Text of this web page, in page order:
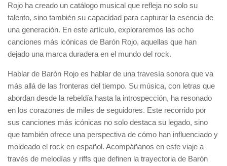
Rojo ha creado un catálogo musical que refleja no solo su
talento, sino también su capacidad para capturar la esencia de
una generación. En este artículo, exploraremos las ocho
canciones más icónicas de Barón Rojo, aquellas que han
dejado una marca duradera en el mundo del rock.
Hablar de Barón Rojo es hablar de una travesía sonora que va
más allá de las fronteras del tiempo. Su música, con letras que
abordan desde la rebeldía hasta la introspección, ha resonado
en los corazones de miles de seguidores. Este recorrido por
sus canciones más icónicas no solo destaca su legado, sino
que también ofrece una perspectiva de cómo han influenciado y
moldeado el rock en español. Acompáñanos en este viaje a
través de melodías y riffs que definen la trayectoria de Barón